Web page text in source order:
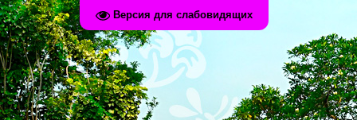
Версия для слабовидящих